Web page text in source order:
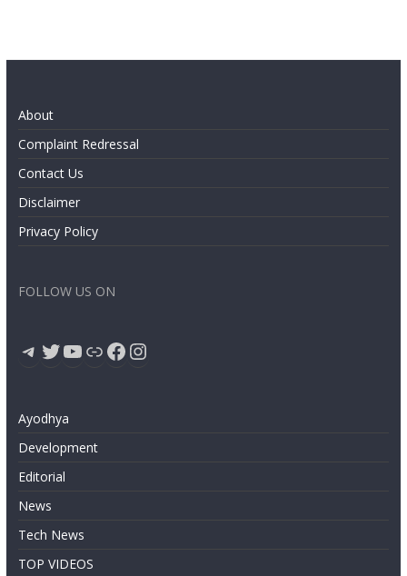
About
Complaint Redressal
Contact Us
Disclaimer
Privacy Policy
FOLLOW US ON
Telegram
Twitter
YouTube
LinkFacebook
Instagram
Ayodhya
Development
Editorial
News
Tech News
TOP VIDEOS